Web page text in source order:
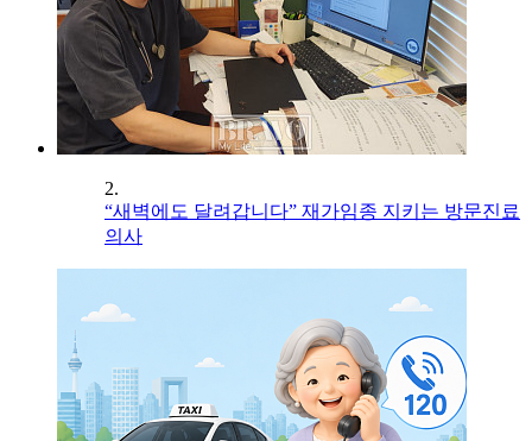
2.
“새벽에도 달려갑니다” 재가임종 지키는 방문진료
의사